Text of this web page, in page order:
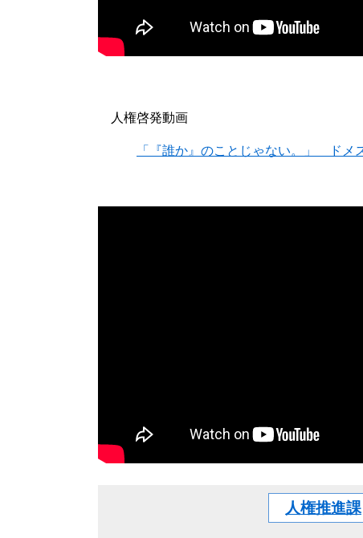
人権啓発動画
「『誰か』のことじゃない。」 ドメ
人権推進課